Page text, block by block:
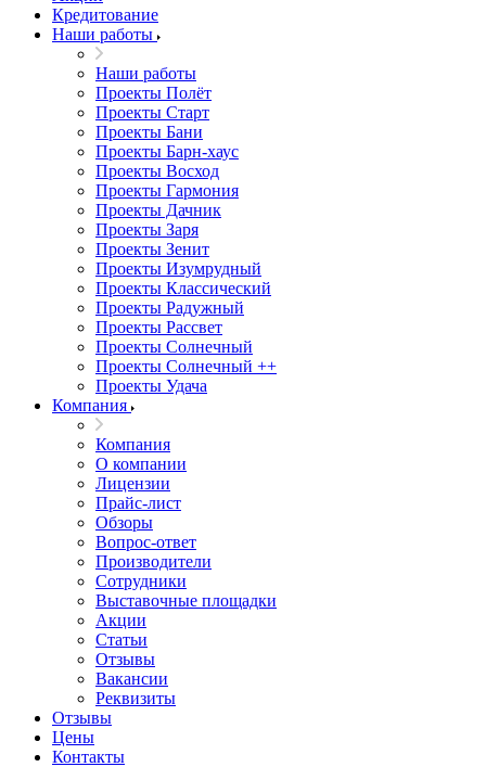
Кредитование
Наши работы
Наши работы
Проекты Полёт
Проекты Старт
Проекты Бани
Проекты Барн-хаус
Проекты Восход
Проекты Гармония
Проекты Дачник
Проекты Заря
Проекты Зенит
Проекты Изумрудный
Проекты Классический
Проекты Радужный
Проекты Рассвет
Проекты Солнечный
Проекты Солнечный ++
Проекты Удача
Компания
Компания
О компании
Лицензии
Прайс-лист
Обзоры
Вопрос-ответ
Производители
Сотрудники
Выставочные площадки
Акции
Статьи
Отзывы
Вакансии
Реквизиты
Отзывы
Цены
Контакты